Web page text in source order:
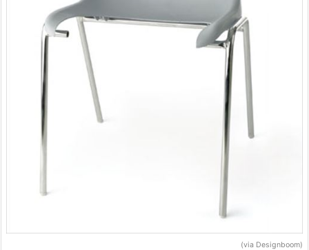
(via Designboom)